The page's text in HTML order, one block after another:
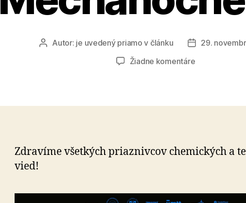
AutorAutor: je uvedený priamo v článku
Dátum
29.
Žiadne komentárena
Zdravíme všetkých priaznivcov chemických a
vied!